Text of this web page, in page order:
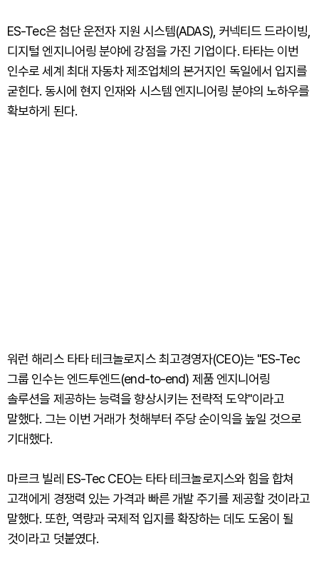
ES-Tec은 첨단 운전자 지원 시스템(ADAS), 커넥티드 드라이빙,
디지털 엔지니어링 분야에 강점을 가진 기업이다. 타타는 이번
인수로 세계 최대 자동차 제조업체의 본거지인 독일에서 입지를
굳힌다. 동시에 현지 인재와 시스템 엔지니어링 분야의 노하우를
확보하게 된다.
워런 해리스 타타 테크놀로지스 최고경영자(CEO)는 "ES-Tec
그룹 인수는 엔드투엔드(end-to-end) 제품 엔지니어링
솔루션을 제공하는 능력을 향상시키는 전략적 도약"이라고
말했다. 그는 이번 거래가 첫해부터 주당 순이익을 높일 것으로
기대했다.
마르크 빌레 ES-Tec CEO는 타타 테크놀로지스와 힘을 합쳐
고객에게 경쟁력 있는 가격과 빠른 개발 주기를 제공할 것이라고
말했다. 또한, 역량과 국제적 입지를 확장하는 데도 도움이 될
것이라고 덧붙였다.